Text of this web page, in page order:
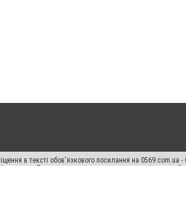
в тексті обов'язкового посилання на
джерела. Порушення виняткових прав переслідується